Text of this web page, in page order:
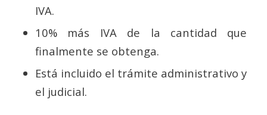
IVA.
10% más IVA de la cantidad que
finalmente se obtenga.
Está incluido el trámite administrativo y
el judicial.